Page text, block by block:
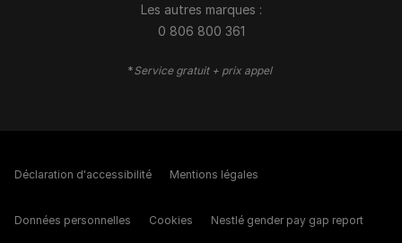
Les autres marques :​
0 806 800 361
*Service gratuit + prix appel
Déclaration d'accessibilité Mentions légales
Données personnelles Cookies Nestlé gender pay gap report